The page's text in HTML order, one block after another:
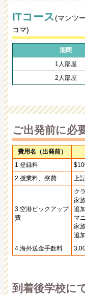
ITコース(マンツ
コマ)
期間
1人部屋
2人部屋
ご出発前に必
費用名（出発前）
1.登録料
2.授業料、寮費
上
3.空港ピックアップ
費
ク
家
追
マ
家
追
4.海外送金手数料
到着後学校に